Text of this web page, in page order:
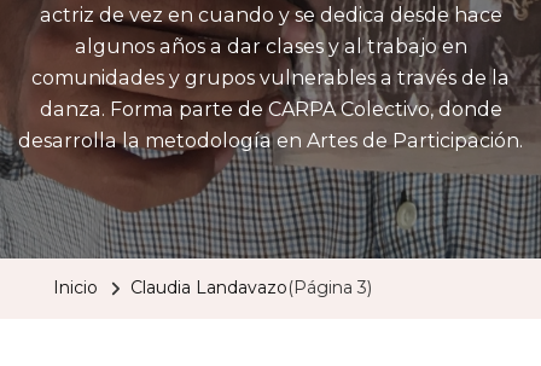
actriz de vez en cuando y se dedica desde hace
algunos años a dar clases y al trabajo en
comunidades y grupos vulnerables a través de la
danza. Forma parte de CARPA Colectivo, donde
desarrolla la metodología en Artes de Participación.
Inicio Claudia Landavazo(Página 3)